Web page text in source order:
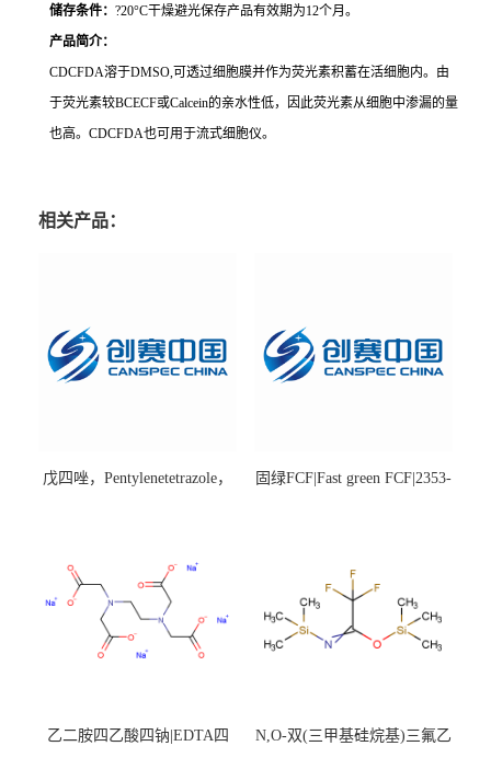
储存条件： ?20°C干燥避光保存产品有效期为12个月。
产品简介：
CDCFDA溶于DMSO,可透过细胞膜并作为荧光素积蓄在活细胞内。由
于荧光素较BCECF或Calcein的亲水性低，因此荧光素从细胞中渗漏的量
也高。CDCFDA也可用于流式细胞仪。
相关产品：
戊四唑，Pentylenetetrazole，
固绿FCF|Fast green FCF|2353-
乙二胺四乙酸四钠|EDTA四
N,O-双(三甲基硅烷基)三氟乙